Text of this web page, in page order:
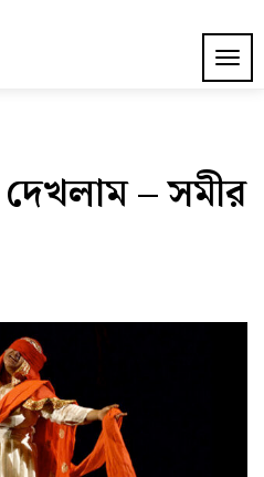
দেখলাম – সমীর